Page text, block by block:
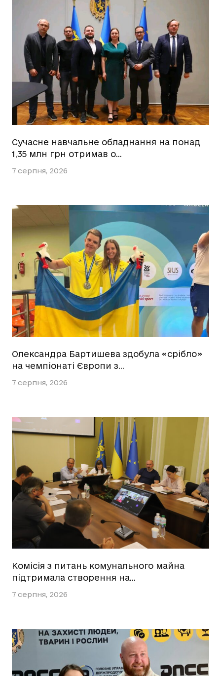
Сучасне навчальне обладнання на понад
1,35 млн грн отримав о…
7 серпня, 2026
Олександра Бартишева здобула «срібло»
на чемпіонаті Європи з…
7 серпня, 2026
Комісія з питань комунального майна
підтримала створення на…
7 серпня, 2026